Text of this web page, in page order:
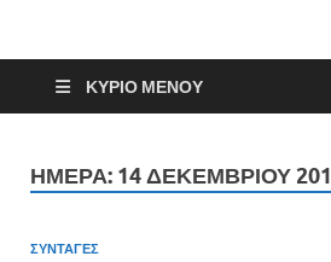
ΚΎΡΙΟ ΜΕΝΟΎ
ΗΜΈΡΑ: 14 ΔΕΚΕΜΒΡΊΟΥ
ΣΥΝΤΑΓΕΣ